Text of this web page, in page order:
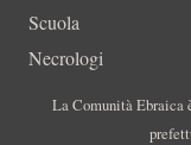
Scuola
Necrologi
La Comunità Ebraica